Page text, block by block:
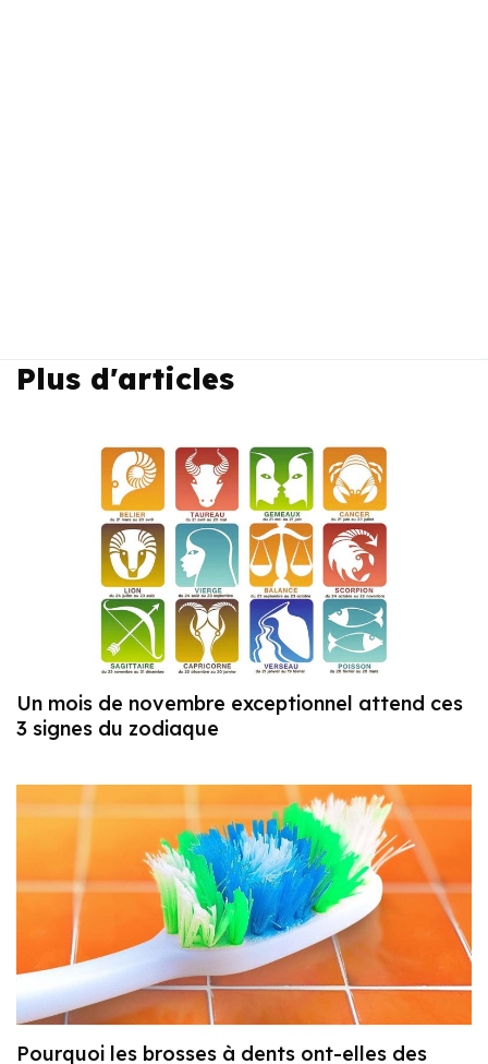
Plus d'articles
Un mois de novembre exceptionnel attend ces
3 signes du zodiaque
Pourquoi les brosses à dents ont-elles des